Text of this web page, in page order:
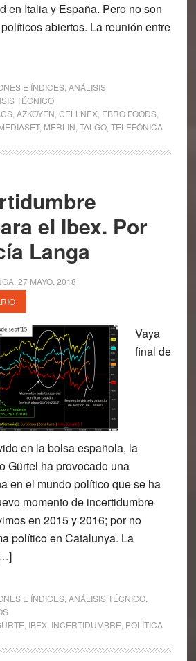
en Italia y España. Pero no son
abiertos. La reunión entre
E ÍNDICES, ANÁLISIS
TÉCNICO
, AZKOYEN CELLNEX, EBRO FOODS,
, MERLIN TALGO, TELEFÓNICA
el Ibex. Por
Langa
. 27 MAYO, 2018
Vaya
final de
en la bolsa española, la
Gürtel ha provocado una
en el mundo político que se ha
momento de incertidumbre
en 2015 y 2016; por no
político en Catalunya. La
E ÍNDICES, ANÁLISIS TÉCNICO,
IBEX, INCERTIDUMBRE POLÍTICA